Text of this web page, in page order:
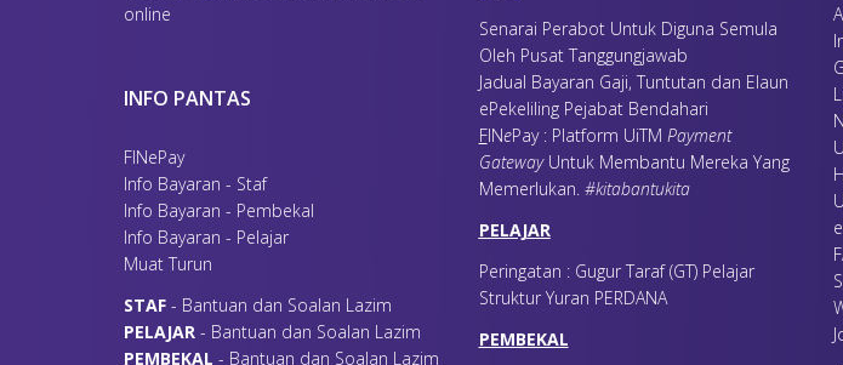
online
INFO PANTAS
FINePay
Info Bayaran - Staf
Info Bayaran - Pembekal
Info Bayaran - Pelajar
Muat Turun
STAF - Bantuan dan Soalan Lazim
PELAJAR - Bantuan dan Soalan Lazim
PEMBEKAL - Bantuan dan Soalan Lazim
Senarai Perabot Untuk Diguna Semula
Oleh Pusat Tanggungjawab
Jadual Bayaran Gaji, Tuntutan dan Elaun
ePekeliling Pejabat Bendahari
FINePay : Platform UiTM Payment
GatewayUntuk Membantu Mereka Yang
Memerlukan #kitabantukita
PELAJAR
Peringatan : Gugur Taraf (GT) Pelajar
Struktur Yuran PERDANA
PEMBEKAL